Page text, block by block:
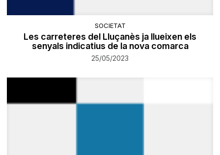
SOCIETAT
Les carreteres del Lluçanès ja llueixen els
senyals indicatius de la nova comarca
25/05/2023